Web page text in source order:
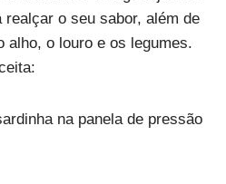
o seu sabor, além de
alho, o louro e os legumes.
na panela de pressão